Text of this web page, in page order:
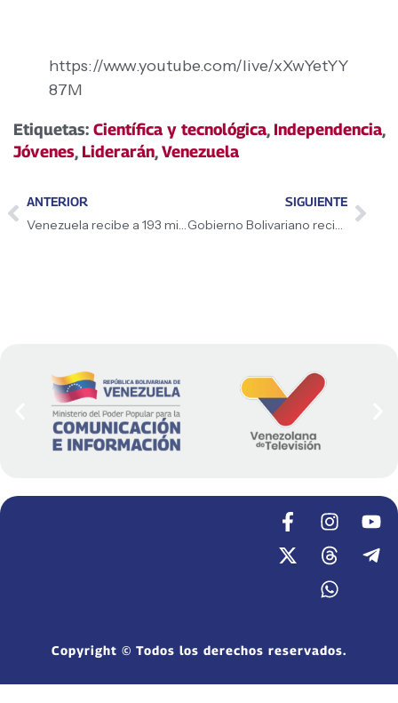
https://www.youtube.com/live/xXwYetYY
87M
Etiquetas: Científica y tecnológica, Independencia,
Jóvenes, Liderarán,Venezuela
ANTERIOR
Venezuela recibe a 193 migrantes venezolanos
SIGUIENTE
Gobierno Bolivariano recibe vacunas para reforzar inmunización infantil
Copyright © Todos los derechos reservados.